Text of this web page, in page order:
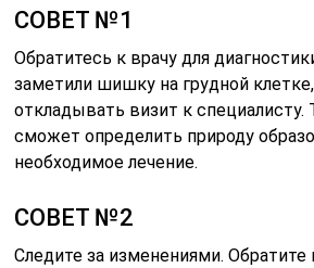
СОВЕТ №1
Обратитесь к врачу для
заметили шишку на грудной
откладывать визит к специалисту.
сможет определить природу
необходимое лечение.
СОВЕТ №2
Следите за изменениями. Обратите